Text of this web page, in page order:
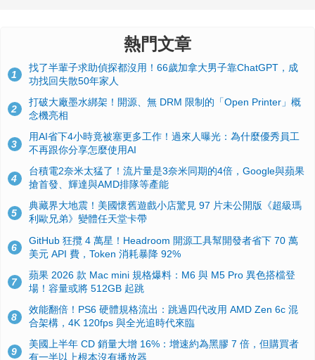
熱門文章
1
找了半輩子求助偵探都沒用！66歲加拿大男子靠ChatGPT，成
功找回失散50年家人
2
打破大廠墨水綁架！開源、無 DRM 限制的「Open Printer」概
念機亮相
3
用AI省下4小時竟被塞更多工作！過來人曝光：為什麼優秀員工
不再跟你分享怎麼使用AI
4
台積電2奈米太猛了！流片量是3奈米同期的4倍，Google與蘋果
搶首發、輝達與AMD排隊等產能
5
典藏界大地震！美國懷舊遊戲小店驚見 97 片未公開版《超級瑪
利歐兄弟》變體任天堂卡帶
6
GitHub 狂攬 4 萬星！Headroom 開源工具幫開發者省下 70 萬
美元 API 費，Token 消耗暴降 92%
7
蘋果 2026 款 Mac mini 規格爆料：M6 與 M5 Pro 異色搭檔登
場！容量或將 512GB 起跳
8
效能翻倍！PS6 硬體規格流出：跳過四代改用 AMD Zen 6c 混
合架構，4K 120fps 與全光追時代來臨
9
美國上半年 CD 銷量大增 16%：增速約為黑膠 7 倍，但購買者
有一半以上根本沒有播放器